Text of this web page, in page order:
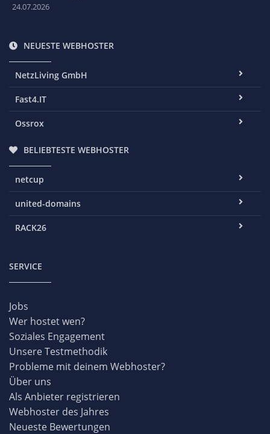
24.07.2026
NEUESTE WEBHOSTER
NetzLiving GmbH
Fast4.IT
Ossrox
BELIEBTESTE WEBHOSTER
netcup
united-domains
RACK26
SERVICE
Jobs
Wer hostet wen?
Soziales Engagement
Unsere Testmethodik
Probleme mit deinem Webhoster?
Über uns
Als Anbieter registrieren
Webhoster des Jahres
Neueste Bewertungen